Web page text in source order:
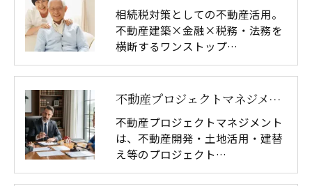
相続税対策としての不動産活用。
不動産建築×金融×税務・法務を
横断するワンストップ…
不動産プロジェクトマネジメントとは｜不動産開発・土地活用の統合管理
不動産プロジェクトマネジメント
は、不動産開発・土地活用・建替
え等のプロジェクト…